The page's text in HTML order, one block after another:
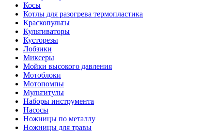
Косы
Котлы для разогрева термопластика
Краскопульты
Культиваторы
Кусторезы
Лобзики
Миксеры
Мойки высокого давления
Мотоблоки
Мотопомпы
Мультитулы
Наборы инструмента
Насосы
Ножницы по металлу
Ножницы для травы